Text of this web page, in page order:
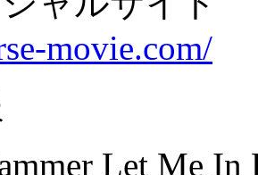
movie.com/
Let Me In